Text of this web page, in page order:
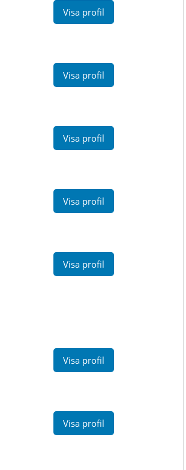
Visa profil
Visa profil
Visa profil
Visa profil
Visa profil
Visa profil
Visa profil